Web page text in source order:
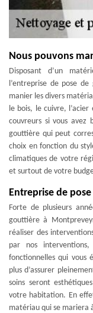
Nous pouvons
Disposant d’un
l’entreprise de pose
manier les divers
le bois, le cuivre,
couvreurs si vous avez
gouttière qui peut
choix en fonction du
climatiques de votre
et surtout de votre
Entreprise de
Forte de plusieurs
gouttière à
réaliser des
par nos
fonctionnelles qui vous
plus d’assurer
soins seront
votre habitation. En
matériau qui se mariera